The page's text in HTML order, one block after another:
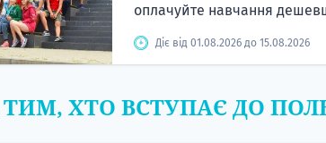
оплачуйте навчання
Діє від 01.08.2026 до 15.08.2026
ХТО ВСТУПАЄ ДО